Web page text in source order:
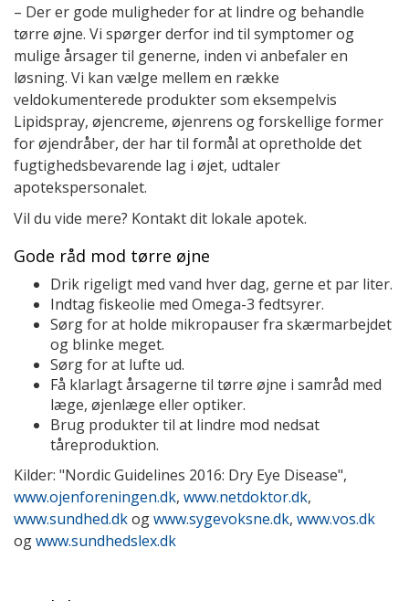
– Der er gode muligheder for at lindre og behandle
tørre øjne. Vi spørger derfor ind til symptomer og
mulige årsager til generne, inden vi anbefaler en
løsning. Vi kan vælge mellem en række
veldokumenterede produkter som eksempelvis
Lipidspray, øjencreme, øjenrens og forskellige former
for øjendråber, der har til formål at opretholde det
fugtighedsbevarende lag i øjet, udtaler
apotekspersonalet.
Vil du vide mere? Kontakt dit lokale apotek.
Gode råd mod tørre øjne
Drik rigeligt med vand hver dag, gerne et par liter.
Indtag fiskeolie med Omega-3 fedtsyrer.
Sørg for at holde mikropauser fra skærmarbejdet
og blinke meget.
Sørg for at lufte ud.
Få klarlagt årsagerne til tørre øjne i samråd med
læge, øjenlæge eller optiker.
Brug produkter til at lindre mod nedsat
tåreproduktion.
Kilder: "Nordic Guidelines 2016: Dry Eye Disease",
www.ojenforeningen.dk, www.netdoktor.dk,
www.sundhed.dkogwww.sygevoksne.dk, www.vos.dk
ogwww.sundhedslex.dk